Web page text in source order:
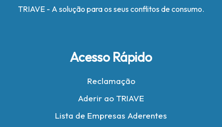
TRIAVE - A solução para os seus conflitos de consumo.
Acesso Rápido
Reclamação
Aderir ao TRIAVE
Lista de Empresas Aderentes